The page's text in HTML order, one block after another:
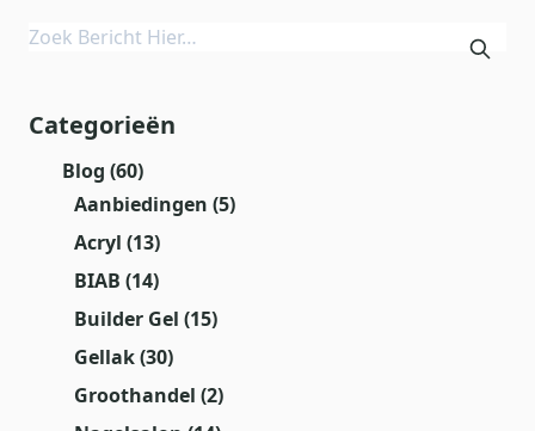
Categorieën
Blog (60)
Aanbiedingen (5)
Acryl (13)
BIAB (14)
Builder Gel (15)
Gellak(30)
Groothandel (2)